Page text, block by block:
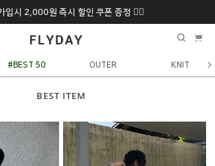
입시 2,000원 즉시 할인 쿠폰 증정 ❤️‍🔥
인 10~20% 9/6 화 ~ 9/12월
#BEST 50 OUTER KNIT
BEST ITEM